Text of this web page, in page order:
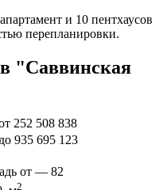
и 10 пентхаусов
перепланировки.
"Саввинская
252 508 838
935 695 123
от — 82
2